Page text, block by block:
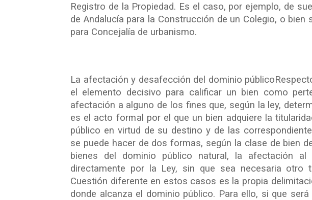
Registro de la Propiedad. Es el caso, por ejemplo, de
de Andalucía para la Construcción de un Colegio, o bien
para Concejalía de urbanismo.
La afectación y desafección del dominio
el elemento decisivo para calificar un bien como
afectación a alguno de los fines que, según la ley,
es el acto formal por el que un bien adquiere la
público en virtud de su destino y de las
se puede hacer de dos formas, según la clase de bien
bienes del dominio público natural, la afectación
directamente por la Ley, sin que sea necesaria otro
Cuestión diferente en estos casos es la propia
donde alcanza el dominio público. Para ello, si que